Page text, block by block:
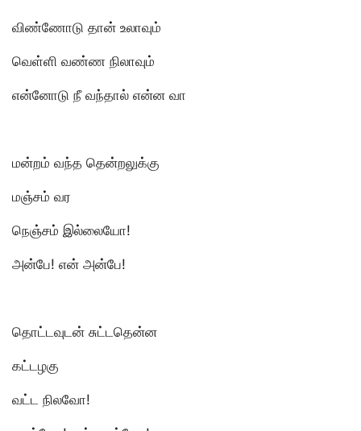
விண்ணோடு தான் உலாவும்
வெள்ளி வண்ண நிலாவும்
என்னோடு நீ வந்தால் என்ன வா
மன்றம் வந்த தென்றலுக்கு
மஞ்சம் வர
நெஞ்சம் இல்லையோ!
அன்பே! என் அன்பே!
தொட்டவுடன் சுட்டதென்ன
கட்டழகு
வட்ட நிலவோ!